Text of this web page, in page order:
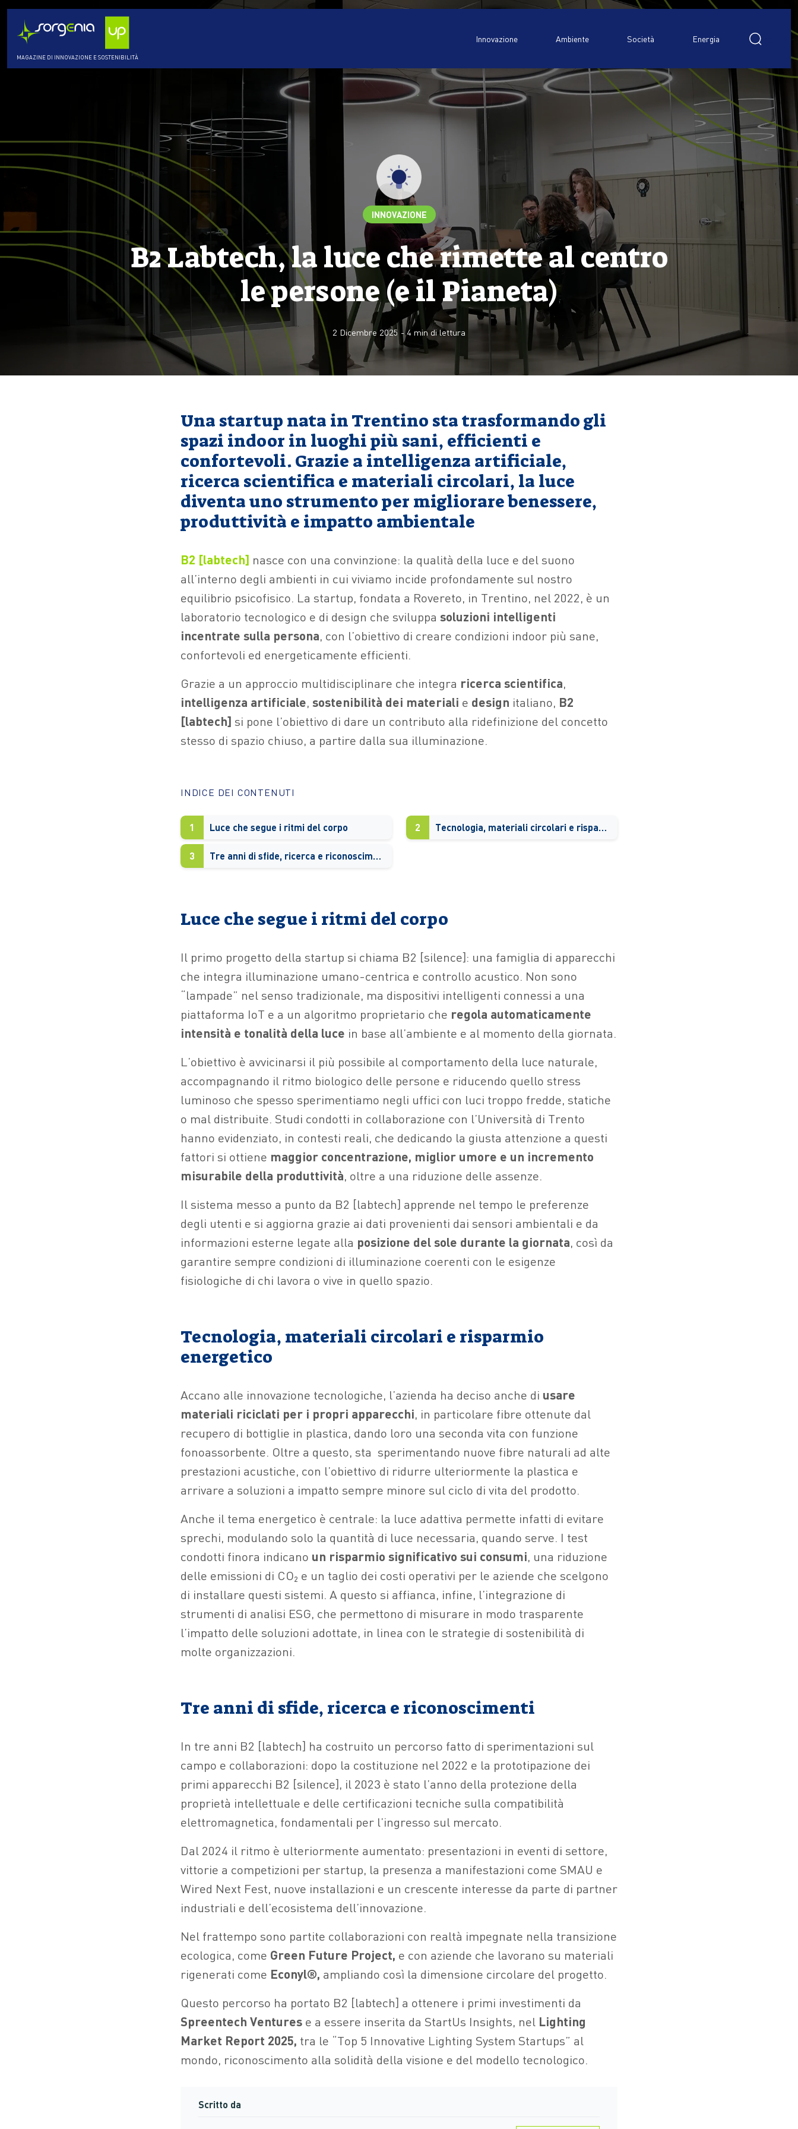
MAGAZINE DI INNOVAZIONE E SOSTENIBILITÀ
per:
Innovazione Ambiente Società Energia
INNOVAZIONE
B2 Labtech, la luce che rimette al centro
le persone (e il Pianeta)
2 Dicembre 2025 -4 min di lettura
Una startup nata in Trentino sta trasformando gli
spazi indoor in luoghi più sani, efficienti e
confortevoli. Grazie a intelligenza artificiale,
ricerca scientifica e materiali circolari, la luce
diventa uno strumento per migliorare benessere,
produttività e impatto ambientale
B2 [labtech] nasce con una convinzione: la qualità della luce e del suono
all’interno degli ambienti in cui viviamo incide profondamente sul nostro
equilibrio psicofisico. La startup, fondata a Rovereto, in Trentino, nel 2022, è un
laboratorio tecnologico e di design che sviluppa soluzioni intelligenti
incentrate sulla persona, con l’obiettivo di creare condizioni indoor più sane,
confortevoli ed energeticamente efficienti.
Grazie a un approccio multidisciplinare che integra ricerca scientifica,
intelligenza artificiale, sostenibilità dei materiali e design italiano, B2
[labtech] si pone l’obiettivo di dare un contributo alla ridefinizione del concetto
stesso di spazio chiuso, a partire dalla sua illuminazione.
INDICE DEI CONTENUTI
1 Luce che segue i ritmi del corpo 2 Tecnologia, materiali circolari e risparmio energetico
3 Tre anni di sfide, ricerca e riconoscimenti
Luce che segue i ritmi del corpo
Il primo progetto della startup si chiama B2 [silence]: una famiglia di apparecchi
che integra illuminazione umano-centrica e controllo acustico. Non sono
“lampade” nel senso tradizionale, ma dispositivi intelligenti connessi a una
piattaforma IoT e a un algoritmo proprietario che regola automaticamente
intensità e tonalità della luce in base all’ambiente e al momento della giornata.
L’obiettivo è avvicinarsi il più possibile al comportamento della luce naturale,
accompagnando il ritmo biologico delle persone e riducendo quello stress
luminoso che spesso sperimentiamo negli uffici con luci troppo fredde, statiche
o mal distribuite. Studi condotti in collaborazione con l’Università di Trento
hanno evidenziato, in contesti reali, che dedicando la giusta attenzione a questi
fattori si ottiene maggior concentrazione, miglior umore e un incremento
misurabile della produttività, oltre a una riduzione delle assenze.
Il sistema messo a punto da B2 [labtech] apprende nel tempo le preferenze
degli utenti e si aggiorna grazie ai dati provenienti dai sensori ambientali e da
informazioni esterne legate alla posizione del sole durante la giornata, così da
garantire sempre condizioni di illuminazione coerenti con le esigenze
fisiologiche di chi lavora o vive in quello spazio.
Tecnologia, materiali circolari e risparmio
energetico
Accano alle innovazione tecnologiche, l’azienda ha deciso anche di usare
materiali riciclati per i propri apparecchi, in particolare fibre ottenute dal
recupero di bottiglie in plastica, dando loro una seconda vita con funzione
fonoassorbente. Oltre a questo, sta sperimentando nuove fibre naturali ad alte
prestazioni acustiche, con l’obiettivo di ridurre ulteriormente la plastica e
arrivare a soluzioni a impatto sempre minore sul ciclo di vita del prodotto.
Anche il tema energetico è centrale: la luce adattiva permette infatti di evitare
sprechi, modulando solo la quantità di luce necessaria, quando serve. I test
condotti finora indicano un risparmio significativo sui consumi, una riduzione
delle emissioni di CO₂ e un taglio dei costi operativi per le aziende che scelgono
di installare questi sistemi. A questo si affianca, infine, l’integrazione di
strumenti di analisi ESG, che permettono di misurare in modo trasparente
l’impatto delle soluzioni adottate, in linea con le strategie di sostenibilità di
molte organizzazioni.
Tre anni di sfide, ricerca e riconoscimenti
In tre anni B2 [labtech] ha costruito un percorso fatto di sperimentazioni sul
campo e collaborazioni: dopo la costituzione nel 2022 e la prototipazione dei
primi apparecchi B2 [silence], il 2023 è stato l’anno della protezione della
proprietà intellettuale e delle certificazioni tecniche sulla compatibilità
elettromagnetica, fondamentali per l’ingresso sul mercato.
Dal 2024 il ritmo è ulteriormente aumentato: presentazioni in eventi di settore,
vittorie a competizioni per startup, la presenza a manifestazioni come SMAU e
Wired Next Fest, nuove installazioni e un crescente interesse da parte di partner
industriali e dell’ecosistema dell’innovazione.
Nel frattempo sono partite collaborazioni con realtà impegnate nella transizione
ecologica, come Green Future Project, e con aziende che lavorano su materiali
rigenerati come Econyl®, ampliando così la dimensione circolare del progetto.
Questo percorso ha portato B2 [labtech] a ottenere i primi investimenti da
Spreentech Ventures e a essere inserita da StartUs Insights, nel Lighting
Market Report 2025, tra le “Top 5 Innovative Lighting System Startups” al
mondo, riconoscimento alla solidità della visione e del modello tecnologico.
Scritto da